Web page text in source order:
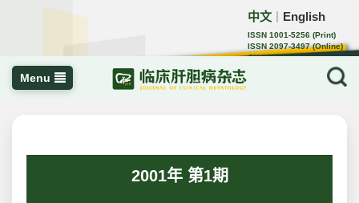
中文 English
ISSN 1001-5256 (Print)
ISSN 2097-3497 (Online)
CN 22-1108/R
Menu
2001年 第1期